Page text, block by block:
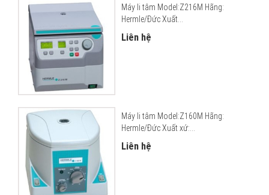
Máy li tâm Model:Z216M Hãng:
Hermle/Đức Xuất...
Liên hệ
Máy li tâm Model:Z160M Hãng:
Hermle/Đức Xuất xứ:...
Liên hệ